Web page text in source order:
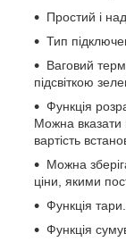
Простий і
Тип
Ваговий
підсвіткою
Функція
Можна вказати
вартість
Можна
ціни, якими
Функція тари.
Функція